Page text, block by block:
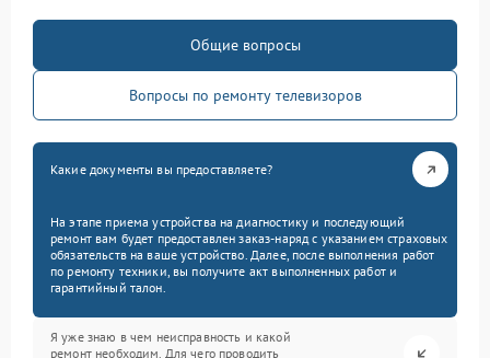
Общие вопросы
Вопросы по ремонту телевизоров
Какие документы вы предоставляете?
На этапе приема устройства на диагностику и последующий
ремонт вам будет предоставлен заказ-наряд с указанием страховых
обязательств на ваше устройство. Далее, после выполнения работ
по ремонту техники, вы получите акт выполненных работ и
гарантийный талон.
Я уже знаю в чем неисправность и какой
ремонт необходим. Для чего проводить